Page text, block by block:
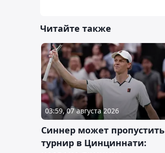
Читайте также
03:59, 07 августа 2026
Синнер может пропустить
турнир в Цинциннати: